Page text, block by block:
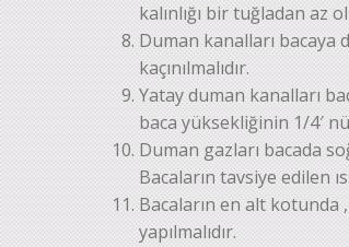
kalınlığı bir tuğladan az
Duman kanalları bacaya
kaçınılmalıdır.
Yatay duman kanalları
baca yüksekliğinin 1/4′ nü
Duman gazları bacada
Bacaların tavsiye edilen
Bacaların en alt kotunda
yapılmalıdır.